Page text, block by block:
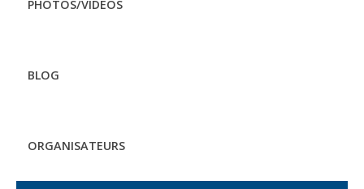
PHOTOS/VIDÉOS
BLOG
ORGANISATEURS